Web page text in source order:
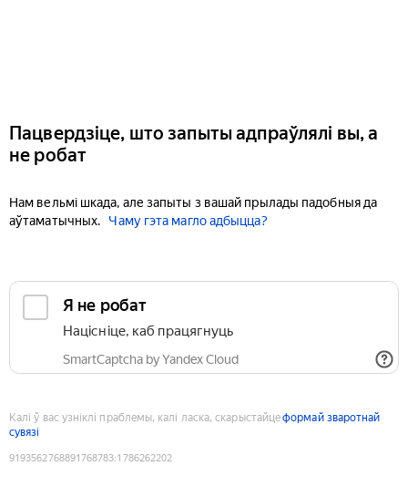
Пацвердзіце, што запыты адпраўлялі вы, а
не робат
Нам вельмі шкада, але запыты з вашай прылады падобныя да
аўтаматычных.
Чаму гэта магло адбыцца?
Я не робат
Націсніце, каб працягнуць
SmartCaptcha by Yandex Cloud
Калі ў вас узніклі праблемы, калі ласка, скарыстайцеформай зваротнай
сувязі
9193562768891768783:1786262202